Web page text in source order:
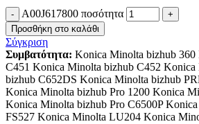
A00J617800 ποσότητα
Προσθήκη στο καλάθι
Σύγκριση
Συμβατότητα: Konica Minolta bizhub
C451 Konica Minolta bizhub C452
bizhub C652DS Konica Minolta bizhub
Konica Minolta bizhub Pro 1200 Konica
Konica Minolta bizhub Pro C6500P
FS527 Konica Minolta LU204 Konica